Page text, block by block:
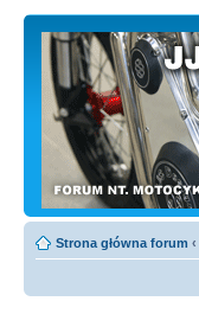
Strona główna forum ‹